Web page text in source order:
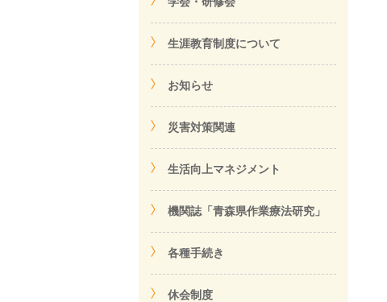
生涯教育制度について
お知らせ
災害対策関連
生活向上マネジメント
機関誌「青森県作業療法研究」
各種手続き
休会制度